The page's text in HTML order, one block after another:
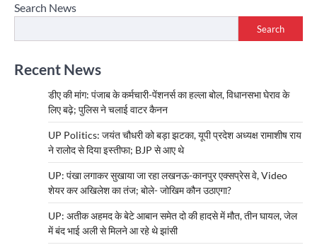
Search News
Search
Recent News
डीए की मांग: पंजाब के कर्मचारी-पेंशनर्स का हल्ला बोल, विधानसभा घेराव के
लिए बढ़े; पुलिस ने चलाई वाटर कैनन
UP Politics: जयंत चौधरी को बड़ा झटका, यूपी प्रदेश अध्यक्ष रामाशीष राय
ने रालोद से दिया इस्तीफा; BJP से आए थे
UP: पंखा लगाकर सुखाया जा रहा लखनऊ-कानपुर एक्सप्रेस वे, Video
शेयर कर अखिलेश का तंज; बोले- जोखिम कौन उठाएगा?
UP: अतीक अहमद के बेटे आबान समेत दो की हादसे में मौत, तीन घायल, जेल
में बंद भाई अली से मिलने आ रहे थे झांसी